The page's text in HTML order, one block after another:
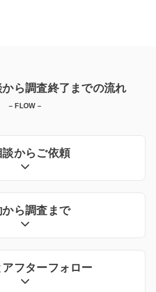
ら調査終了までの流れ
– FLOW –
談からご依頼
から調査まで
フターフォロー